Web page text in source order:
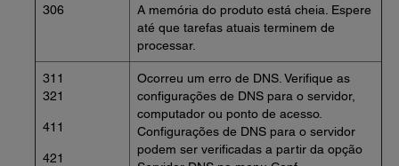
306
A memória do produto está cheia. Espere
até que tarefas atuais terminem de
processar.
311
321
411
421
Ocorreu um erro de DNS. Verifique as
configurações de DNS para o servidor,
computador ou ponto de acesso.
Configurações de DNS para o servidor
podem ser verificadas a partir da opção